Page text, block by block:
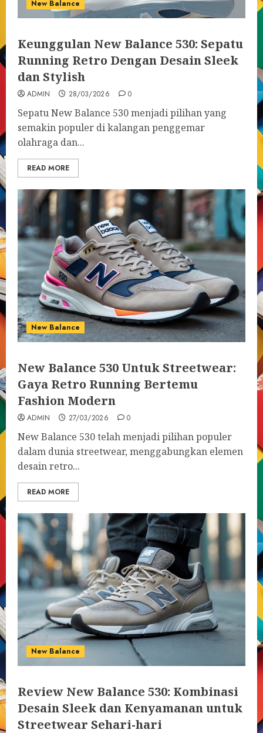
New Balance
Keunggulan New Balance 530: Sepatu
Running Retro Dengan Desain Sleek
dan Stylish
ADMIN 28/03/2026 0
Sepatu New Balance 530 menjadi pilihan yang
semakin populer di kalangan penggemar
olahraga dan...
READ MORE
New Balance
New Balance 530 Untuk Streetwear:
Gaya Retro Running Bertemu
Fashion Modern
ADMIN 27/03/2026 0
New Balance 530 telah menjadi pilihan populer
dalam dunia streetwear, menggabungkan elemen
desain retro...
READ MORE
New Balance
Review New Balance 530: Kombinasi
Desain Sleek dan Kenyamanan untuk
Streetwear Sehari-hari